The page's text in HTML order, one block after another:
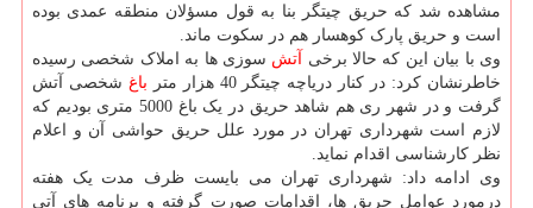
مشاهده شد که حریق چیتگر بنا به قول مسؤلان منطقه عمدی بوده
است و حریق پارک کوهسار هم در سکوت ماند.
وی با بیان این که حالا برخی آتش سوزی ها به املاک شخصی رسیده
خاطرنشان کرد: در کنار دریاچه چیتگر 40 هزار متر
باغ شخصی آتش
گرفت و در شهر ری هم شاهد حریق در یک باغ 5000 متری بودیم که
لازم است شهرداری تهران در مورد علل حریق حواشی آن و اعلام
نظر کارشناسی اقدام نماید.
وی ادامه داد: شهرداری تهران می بایست ظرف مدت یک هفته
درمورد عوامل حریق ها، اقدامات صورت گرفته و برنامه های آتی